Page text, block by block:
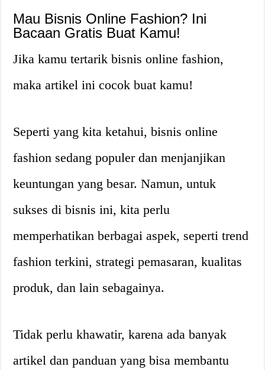
Mau Bisnis Online Fashion? Ini
Bacaan Gratis Buat Kamu!
Jika kamu tertarik bisnis online fashion,
maka artikel ini cocok buat kamu!
Seperti yang kita ketahui, bisnis online
fashion sedang populer dan menjanjikan
keuntungan yang besar. Namun, untuk
sukses di bisnis ini, kita perlu
memperhatikan berbagai aspek, seperti trend
fashion terkini, strategi pemasaran, kualitas
produk, dan lain sebagainya.
Tidak perlu khawatir, karena ada banyak
artikel dan panduan yang bisa membantu